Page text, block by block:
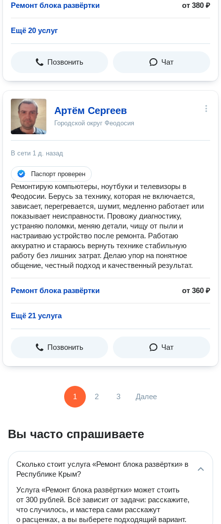
Ремонт блока развёртки от 380 ₽
Ещё 20 услуг
Позвонить Чат
Артём Сергеев
Городской округ Феодосия
В сети 1 д. назад
Паспорт проверен
Ремонтирую компьютеры, ноутбуки и телевизоры в
Феодосии. Берусь за технику, которая не включается,
зависает, перегревается, шумит, медленно работает или
показывает неисправности. Провожу диагностику,
устраняю поломки, меняю детали, чищу от пыли и
настраиваю устройство после ремонта. Работаю
аккуратно и стараюсь вернуть технике стабильную
работу без лишних затрат. Делаю упор на понятное
общение, честный подход и качественный результат.
Ремонт блока развёртки от 360 ₽
Ещё 21 услуга
Позвонить Чат
1 2 3 Далее
Вы часто спрашиваете
Сколько стоит услуга «Ремонт блока развёртки» в
Республике Крым?
Услуга «Ремонт блока развёртки» может стоить
от 300 рублей. Всё зависит от задачи: расскажите,
что случилось, и мастера сами расскажут
о расценках, а вы выберете подходящий вариант.